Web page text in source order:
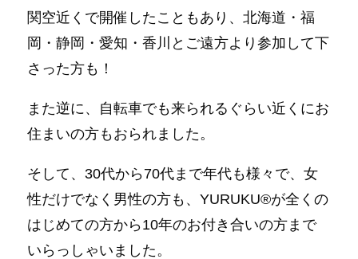
関空近くで開催したこともあり、北海道・福
岡・静岡・愛知・香川とご遠方より参加して下
さった方も！
また逆に、自転車でも来られるぐらい近くにお
住まいの方もおられました。
そして、30代から70代まで年代も様々で、女
性だけでなく男性の方も、YURUKU®︎が全くの
はじめての方から10年のお付き合いの方まで
いらっしゃいました。